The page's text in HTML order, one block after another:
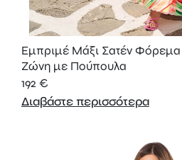
Εμπριμέ Μάξι Σατέν
Ζώνη με Πούπουλα
192 €
Διαβάστε περισσότερα